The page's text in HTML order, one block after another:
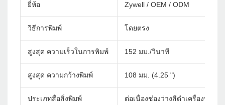
ยี่ห้อ Zywell / OEM / ODM
วิธีการพิมพ์ โดยตรง
สูงสุด ความเร็วในการพิมพ์ 152 มม./วินาที
สูงสุด ความกว้างพิมพ์ 108 มม. (4.25 ")
ประเภทสื่อสิ่งพิมพ์ ต่อเนื่องช่องว่างสีดำเครื่องหมาย